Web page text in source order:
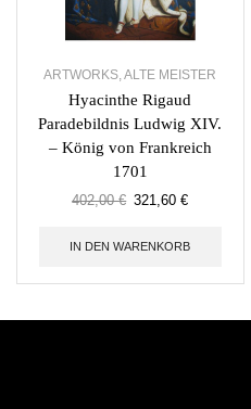
ARTWORKS,ALTE MEISTER
Hyacinthe Rigaud
Paradebildnis Ludwig XIV.
– König von Frankreich
1701
402,00€ 321,60€
IN DEN WARENKORB